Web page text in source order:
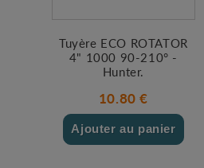
Tuyère ECO ROTATOR
4" 1000 90-210° -
Hunter.
10.80 €
Ajouter au panier